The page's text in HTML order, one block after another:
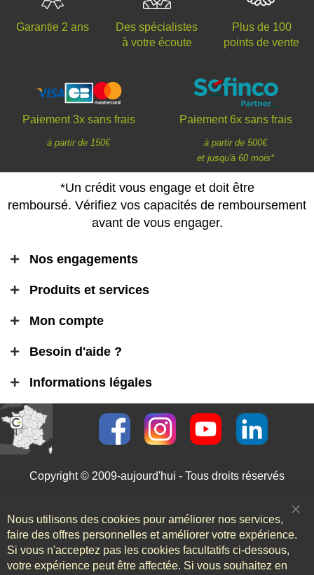
Garantie 2 ans
Des spécialistes
à votre écoute
Plus de 100
points de vente
Paiement 3x sans frais
à partir de 150€
Paiement 6x sans frais
à partir de 500€
et jusqu'à 60 mois*
*Un crédit vous engage et doit être
remboursé. Vérifiez vos capacités de remboursement
avant de vous engager.
Nos engagements
Produits et services
Mon compte
Besoin d'aide ?
Informations légales
Copyright © 2009-aujourd'hui - Tous droits réservés
Nous utilisons des cookies pour améliorer nos services,
faire des offres personnelles et améliorer votre expérience.
Si vous n'acceptez pas les cookies facultatifs ci-dessous,
votre expérience peut être affectée. Si vous souhaitez en